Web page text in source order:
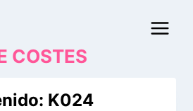
COSTES
K024